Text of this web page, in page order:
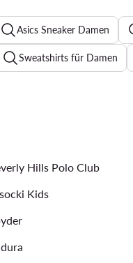
Asics Sneaker Damen
Sweatshirts für Damen
Hills Polo Club
Kids